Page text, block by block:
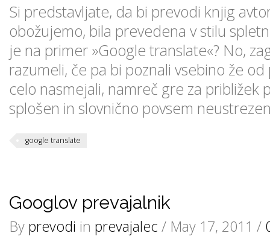
Si predstavljate, da bi prevodi knjig
obožujemo, bila prevedena v stilu
je na primer »Google translate«? No,
razumeli, če pa bi poznali vsebino že
celo nasmejali, namreč gre za približek
splošen in slovnično povsem
google translate
Googlov prevajalnik
By prevodi in prevajalec / May 17, 2011 /